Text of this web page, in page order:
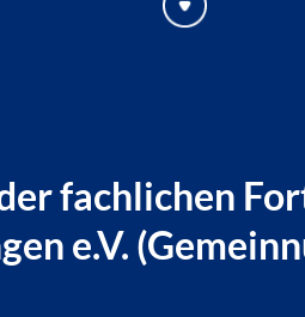
fachlichen
e.V.